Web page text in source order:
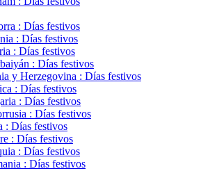
: Días festivos
: Días festivos
: Días festivos
: Días festivos
y Herzegovina : Días festivos
: Días festivos
: Días festivos
: Días festivos
: Días festivos
: Días festivos
: Días festivos
: Días festivos